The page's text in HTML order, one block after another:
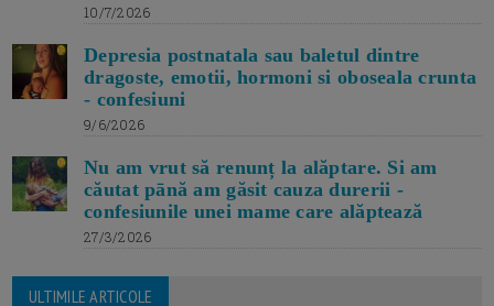
10/7/2026
Depresia postnatala sau baletul dintre
dragoste, emotii, hormoni si oboseala crunta
- confesiuni
9/6/2026
Nu am vrut să renunț la alăptare. Si am
căutat pānă am găsit cauza durerii -
confesiunile unei mame care alăptează
27/3/2026
ULTIMILE ARTICOLE